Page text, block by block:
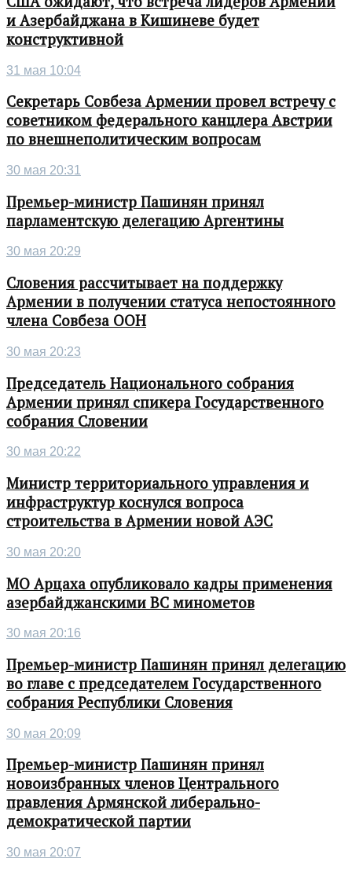
и Азербайджана в Кишиневе будет
конструктивной
31 мая 10:04
Секретарь Совбеза Армении провел встречу с
советником федерального канцлера Австрии
по внешнеполитическим вопросам
30 мая 20:31
Премьер-министр Пашинян принял
парламентскую делегацию Аргентины
30 мая 20:29
Словения рассчитывает на поддержку
Армении в получении статуса непостоянного
члена Совбеза ООН
30 мая 20:23
Председатель Национального собрания
Армении принял спикера Государственного
собрания Словении
30 мая 20:22
Министр территориального управления и
инфраструктур коснулся вопроса
строительства в Армении новой АЭС
30 мая 20:20
МО Арцаха опубликовало кадры применения
азербайджанскими ВС минометов
30 мая 20:16
Премьер-министр Пашинян принял делегацию
во главе с председателем Государственного
собрания Республики Словения
30 мая 20:09
Премьер-министр Пашинян принял
новоизбранных членов Центрального
правления Армянской либерально-
демократической партии
30 мая 20:07